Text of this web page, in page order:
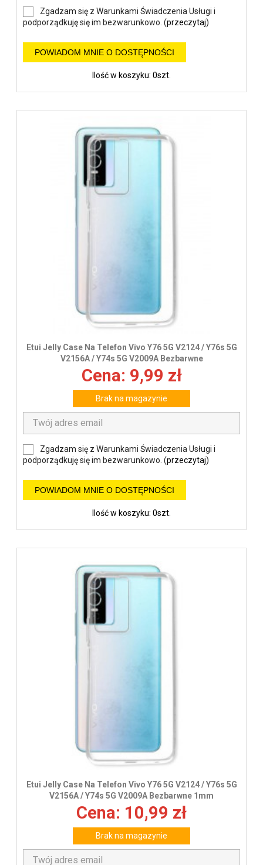
Zgadzam się z Warunkami Świadczenia Usługi i
podporządkuję się im bezwarunkowo. (przeczytaj)
POWIADOM MNIE O DOSTĘPNOŚCI
Ilość w koszyku: 0szt.
Etui Jelly Case Na Telefon Vivo Y76 5G V2124 / Y76s 5G
V2156A / Y74s 5G V2009A Bezbarwne
Cena: 9,99 zł
Brak na magazynie
Zgadzam się z Warunkami Świadczenia Usługi i
podporządkuję się im bezwarunkowo. (przeczytaj)
POWIADOM MNIE O DOSTĘPNOŚCI
Ilość w koszyku: 0szt.
Etui Jelly Case Na Telefon Vivo Y76 5G V2124 / Y76s 5G
V2156A / Y74s 5G V2009A Bezbarwne 1mm
Cena: 10,99 zł
Brak na magazynie